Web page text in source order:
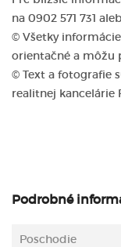
na 0902 571 731
© Všetky
orientačné a môžu
© Text a fotografie
realitnej kancelárie
Podrobné
Poschodie